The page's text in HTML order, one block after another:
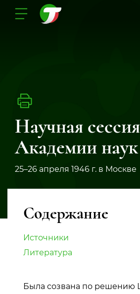
Научная сессия
Академии
25–26 апреля 1946 г. в Москве
Содержание
Источники
Литература
Была созвана по решению